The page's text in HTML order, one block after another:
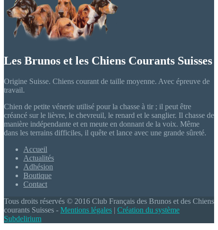
Les Brunos et les Chiens Courants Suisses
Origine Suisse. Chiens courant de taille moyenne. Avec épreuve de
travail.
Chien de petite vénerie utilisé pour la chasse à tir ; il peut être
créancé sur le lièvre, le chevreuil, le renard et le sanglier. Il chasse de
manière indépendante et en meute en donnant de la voix. Même
dans les terrains difficiles, il quête et lance avec une grande sûreté.
Accueil
Actualités
Adhésion
Boutique
Contact
Tous droits réservés © 2016 Club Français des Brunos et des Chiens
courants Suisses - Mentions légales | Création du système
Subdelirium